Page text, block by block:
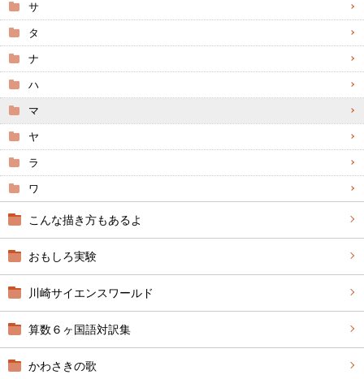
サ
タ
ナ
ハ
マ
ヤ
ラ
ワ
こんな描き方もあるよ
おもしろ実験
川崎サイエンスワールド
算数６ヶ国語対訳集
かわさきの歌